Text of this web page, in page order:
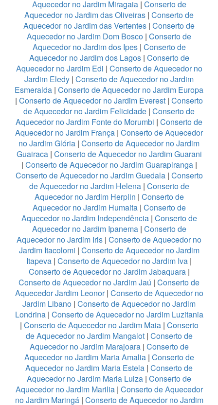
Aquecedor no Jardim Miragaia| Conserto de
Aquecedor no Jardim das Oliveiras | Conserto de
Aquecedor no Jardim das Vertentes | Conserto de
Aquecedor no Jardim Dom Bosco | Conserto de
Aquecedor no Jardim dos Ipes| Conserto de
Aquecedor no Jardim dos Lagos| Conserto de
Aquecedor no Jardim Edi | Conserto de Aquecedor no
Jardim Eledy | Conserto de Aquecedor no Jardim
Esmeralda | Conserto de Aquecedor no Jardim Europa
| Conserto de Aquecedor no Jardim Everest | Conserto
de Aquecedor no Jardim Felicidade | Conserto de
Aquecedor no Jardim Fonte do Morumbi | Conserto de
Aquecedor no Jardim França | Conserto de Aquecedor
no Jardim Glória | Conserto de Aquecedor no Jardim
Guairaca| Conserto de Aquecedor no Jardim Guarani
| Conserto de Aquecedor no Jardim Guarapiranga|
Conserto de Aquecedor no Jardim Guedala| Conserto
de Aquecedor no Jardim Helena| Conserto de
Aquecedor no Jardim Herplin | Conserto de
Aquecedor no Jardim Humaita| Conserto de
Aquecedor no Jardim Independência| Conserto de
Aquecedor no Jardim Ipanema| Conserto de
Aquecedor no Jardim Iris | Conserto de Aquecedor no
Jardim Itacolomi | Conserto de Aquecedor no Jardim
Itapeva | Conserto de Aquecedor no Jardim Iva |
Conserto de Aquecedor no Jardim Jabaquara|
Conserto de Aquecedor no Jardim Jaú | Conserto de
Aquecedor Jardim Leonor| Conserto de Aquecedor no
Jardim Libano | Conserto de Aquecedor no Jardim
Londrina| Conserto de Aquecedor no Jardim Luzitania
| Conserto de Aquecedor no Jardim Maia| Conserto
de Aquecedor no Jardim Mangalot| Conserto de
Aquecedor no Jardim Marajoara| Conserto de
Aquecedor no Jardim Maria Amalia| Conserto de
Aquecedor no Jardim Maria Estela | Conserto de
Aquecedor no Jardim Maria Luiza | Conserto de
Aquecedor no Jardim Marilia| Conserto de Aquecedor
no Jardim Maringá| Conserto de Aquecedor no Jardim